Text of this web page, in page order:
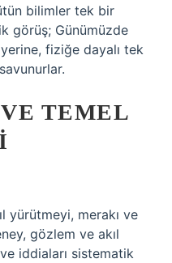
bilimler tek bir
görüş; Günümüzde
fiziğe dayalı tek
TEMEL
yürütmeyi, merakı ve
gözlem ve akıl
iddiaları sistematik